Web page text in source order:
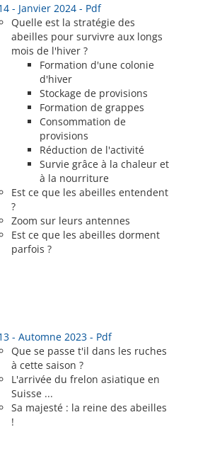
- Janvier 2024 - Pdf
Quelle est la stratégie des
abeilles pour survivre aux longs
mois de l'hiver ?
Formation d'une colonie
d'hiver
Stockage de provisions
Formation de grappes
Consommation de
provisions
Réduction de l'activité
Survie grâce à la chaleur et
à la nourriture
Est ce que les abeilles entendent
?
Zoom sur leurs antennes
Est ce que les abeilles dorment
parfois ?
- Automne 2023 - Pdf
Que se passe t'il dans les ruches
à cette saison ?
L'arrivée du frelon asiatique en
Suisse ...
Sa majesté : la reine des abeilles
!